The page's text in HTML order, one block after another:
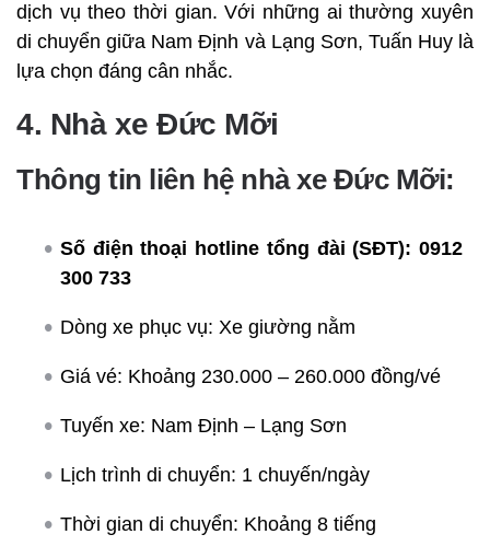
dịch vụ theo thời gian. Với những ai thường xuyên
di chuyển giữa Nam Định và Lạng Sơn, Tuấn Huy là
lựa chọn đáng cân nhắc.
4. Nhà xe Đức Mỡi
Thông tin liên hệ nhà xe Đức Mỡi:
Số điện thoại hotline tổng đài (SĐT): 0912
300 733
Dòng xe phục vụ: Xe giường nằm
Giá vé: Khoảng 230.000 – 260.000 đồng/vé
Tuyến xe: Nam Định – Lạng Sơn
Lịch trình di chuyển: 1 chuyến/ngày
Thời gian di chuyển: Khoảng 8 tiếng